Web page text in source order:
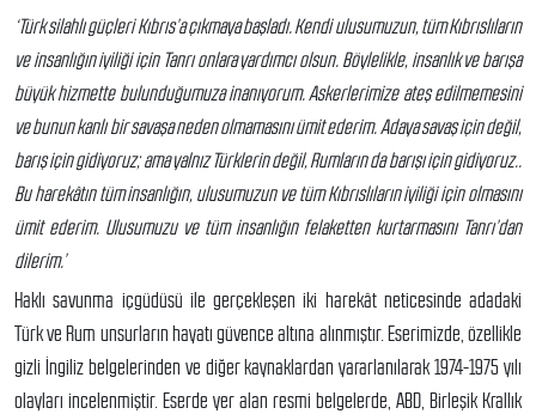
‘Türk silahlı güçleri Kıbrıs’a çıkmaya başladı. Kendi ulusumuzun, tüm Kıbrıslıların
ve insanlığın iyiliği için Tanrı onlara yardımcı olsun. Böylelikle, insanlık ve barışa
büyük hizmette bulunduğumuza inanıyorum. Askerlerimize ateş edilmemesini
ve bunun kanlı bir savaşa neden olmamasını ümit ederim. Adaya savaş için değil,
barış için gidiyoruz; ama yalnız Türklerin değil, Rumların da barışı için gidiyoruz..
Bu harekâtın tüm insanlığın, ulusumuzun ve tüm Kıbrıslıların iyiliği için olmasını
ümit ederim. Ulusumuzu ve tüm insanlığın felaketten kurtarmasını Tanrı’dan
dilerim.’
Haklı savunma içgüdüsü ile gerçekleşen iki harekât neticesinde adadaki
Türk ve Rum unsurların hayatı güvence altına alınmıştır. Eserimizde, özellikle
gizli İngiliz belgelerinden ve diğer kaynaklardan yararlanılarak 1974-1975 yılı
olayları incelenmiştir. Eserde yer alan resmi belgelerde, ABD, Birleşik Krallık